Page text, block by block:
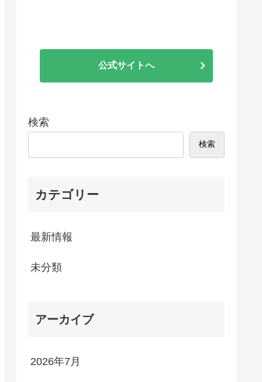
公式サイトへ
検索
検索
カテゴリー
最新情報
未分類
アーカイブ
2026年7月